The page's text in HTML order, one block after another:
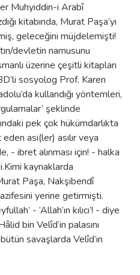
Muhyiddin-i Arabî
kitabında, Murat Paşa’yı
geleceğini müjdelemişti!
devletin namusunu
üzerine çeşitli kitapları
sosyolog Prof. Karen
kullandığı yöntemleri,
şeklinde
pek çok hükümdarlıkta
asi(ler) asılır veya
- ibret alınması için! - halka
kaynaklarda
Paşa, Nakşibendî
yerine getirmişti.
- ‘Allah’ın kılıcı’! - diye
bin Velîd’in palasını
savaşlarda Velîd’in